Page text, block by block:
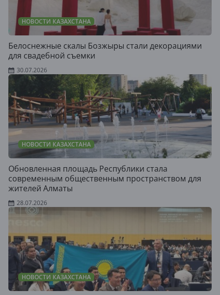
НОВОСТИ КАЗАХСТАНА
Белоснежные скалы Бозжыры стали декорациями
для свадебной съемки
30.07.2026
НОВОСТИ КАЗАХСТАНА
Обновленная площадь Республики стала
современным общественным пространством для
жителей Алматы
28.07.2026
НОВОСТИ КАЗАХСТАНА